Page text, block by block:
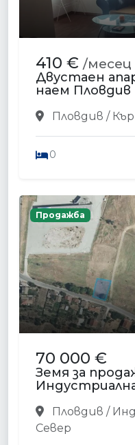
410 € /месец
Двустаен
наем
Пловдив /
0
Продажба
70 000 €
Земя за
Пловдив /
Север